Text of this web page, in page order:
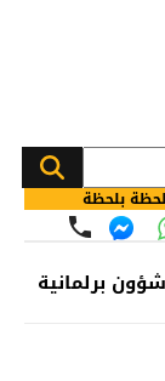
بلحظة
شؤون برلمانية